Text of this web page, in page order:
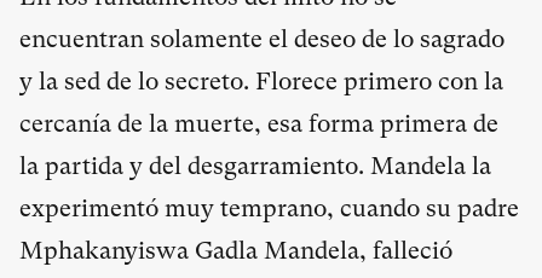
encuentran solamente el deseo de lo sagrado
y la sed de lo secreto. Florece primero con la
cercanía de la muerte, esa forma primera de
la partida y del desgarramiento. Mandela la
experimentó muy temprano, cuando su padre
Mphakanyiswa Gadla Mandela, falleció